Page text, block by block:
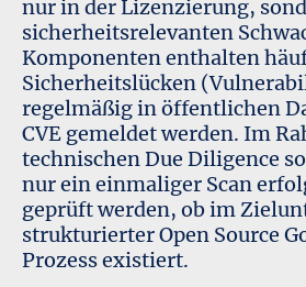
nur in der Lizenzierung,
sicherheitsrelevanten
Komponenten enthalten
Sicherheitslücken
regelmäßig in öffentlichen
CVE gemeldet werden. Im
technischen Due Diligence
nur ein einmaliger Scan
geprüft werden, ob im
strukturierter Open Source
Prozess existiert.